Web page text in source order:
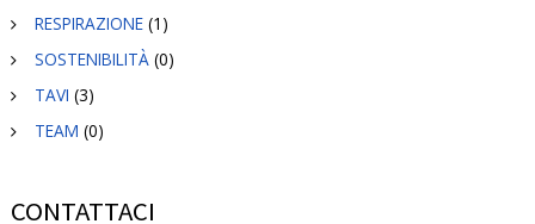
RESPIRAZIONE(1)
SOSTENIBILITÀ (0)
TAVI (3)
TEAM (0)
CONTATTACI